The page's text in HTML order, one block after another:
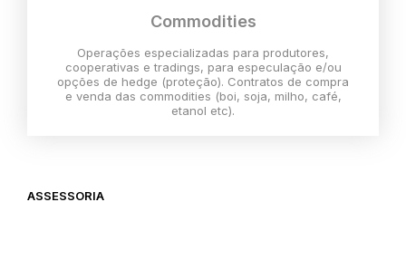
Commodities
Operações especializadas para produtores,
cooperativas e tradings, para especulação e/ou
opções de hedge (proteção). Contratos de compra
e venda das commodities (boi, soja, milho, café,
etanol etc).
ASSESSORIA